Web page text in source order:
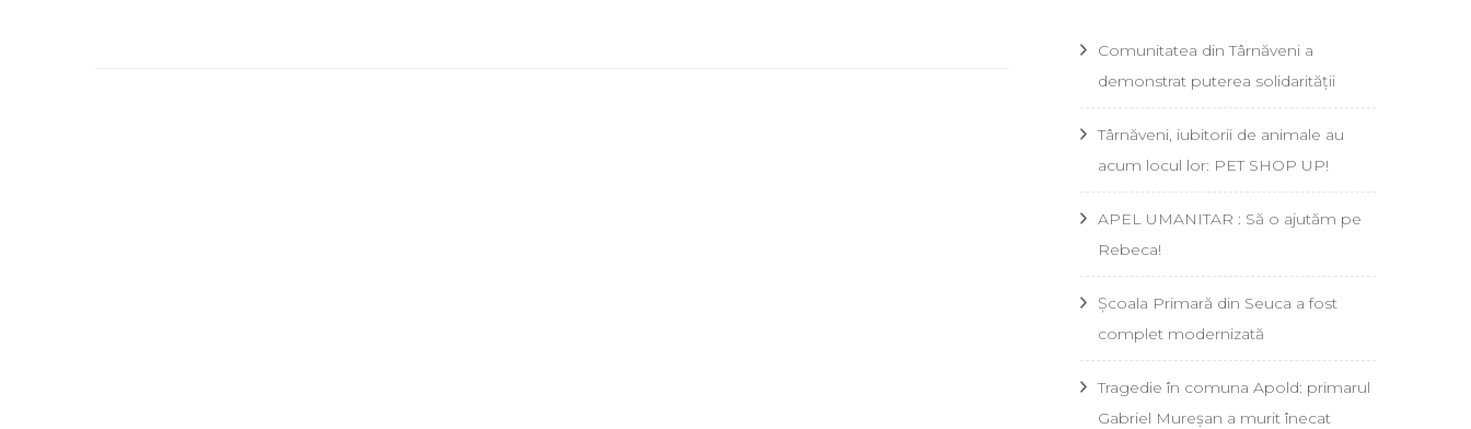
Comunitatea din Târnăveni a
demonstrat puterea solidarității
Târnăveni, iubitorii de animale au
acum locul lor: PET SHOP UP!
APEL UMANITAR : Să o ajutăm pe
Rebeca!
Școala Primară din Seuca a fost
complet modernizată
Tragedie în comuna Apold: primarul
Gabriel Mureșan a murit înecat